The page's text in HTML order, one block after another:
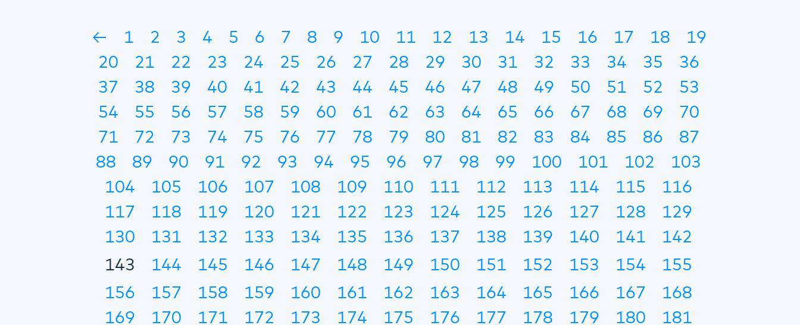
← 1 2 3 4 5 6 7 8 9 10 11 12 13 14 15 16 17 18
19
20
21 22 23 24 25 26 27 28 29 30 31 32 33 34 35
36
37
38 39 40 41 42 43 44 45 46 47 48 49 50 51 52
53
54
55 56 57 58 59 60 61 62 63 64 65 66 67 68 69
70
71
72 73 74 75 76 77 78 79 80 81 82 83 84 85 86
87
88
89 90 91 92 93 94 95 96 97 98 99 100 101 102
103
104
105 106 107 108 109 110 111 112 113 114 115
116
117
118 119 120 121 122 123 124 125 126 127 128
129
130
131 132 133 134 135 136 137 138 139 140 141
142
143
144 145 146 147 148 149 150 151 152 153 154
155
156
157 158 159 160 161 162 163 164 165 166 167
168
169
170 171 172 173 174 175 176 177 178 179 180
181